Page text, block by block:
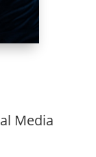
Media